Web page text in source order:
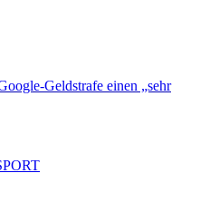
Geldstrafe einen „sehr